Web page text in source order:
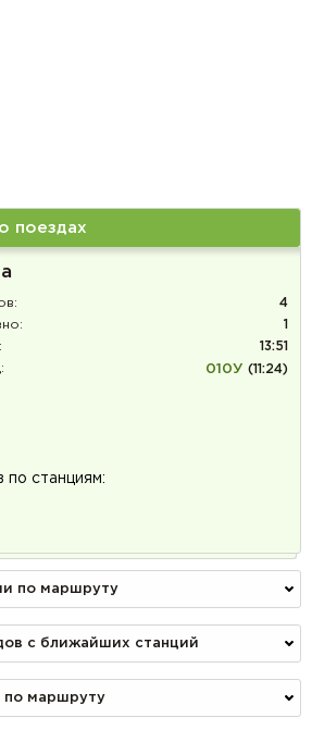
поездах
4
1
13:51
010У (11:24)
по станциям:
по маршруту
с ближайших станций
по маршруту